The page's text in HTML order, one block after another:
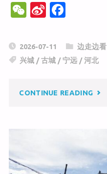
W
C
h
Si
a
W
b
c
e
o
2026-07-11
边走边看
兴城 /古城 /宁远 /河北
CONTINUE READING"兴
城"